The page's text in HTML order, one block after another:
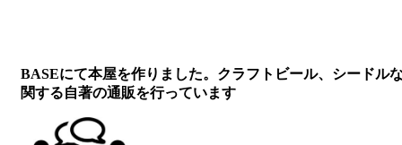
BASEにて本屋を作りました。クラフトビール、シードル
関する自著の通販を行っています